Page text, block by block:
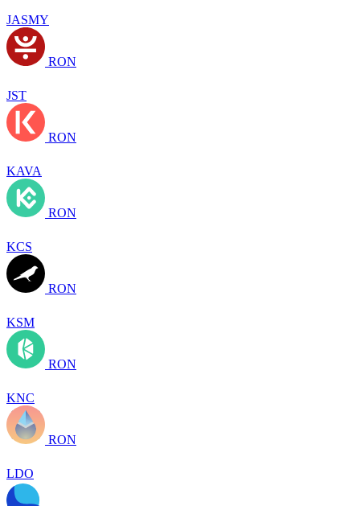
JASMY
RON
JST
RON
KAVA
RON
KCS
RON
KSM
RON
KNC
RON
LDO